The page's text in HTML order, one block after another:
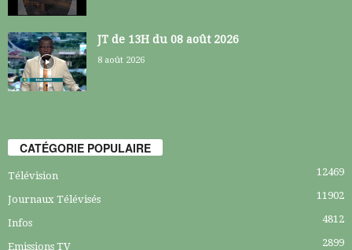
JT de 13H du 08 août 2026
8 août 2026
CATÉGORIE POPULAIRE
Télévision 12469
Journaux Télévisés 11902
Infos 4812
Emissions TV 2899